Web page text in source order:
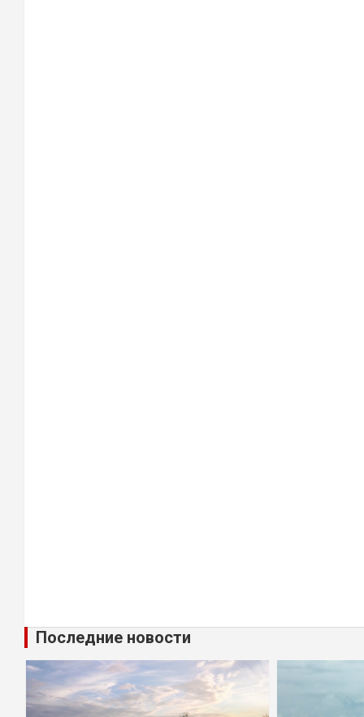
Последние новости